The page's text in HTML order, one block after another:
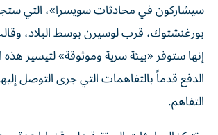
سيشاركون في محادثات سويسرا»، التي
بورغنشتوك، قرب لوسيرن بوسط البلاد،
إنها ستوفر «بيئة سرية وموثوقة» لتيسير
الدفع قدماً بالتفاهمات التي جرى التوصل
التفاهم.